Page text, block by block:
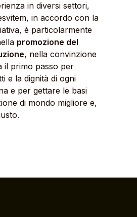
in diversi settori,
in accordo con la
è particolarmente
promozione del
, nella convinzione
il primo passo per
e la dignità di ogni
e per gettare le basi
di mondo migliore e,